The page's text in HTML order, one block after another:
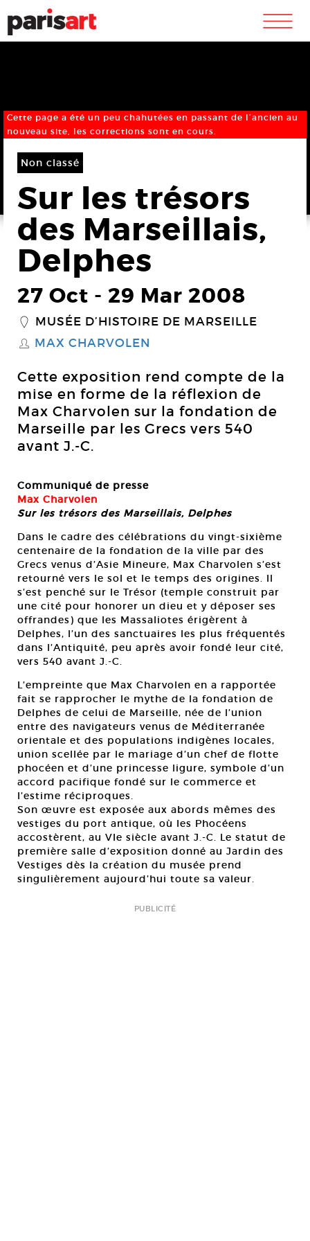
m
Cette page a été un peu chahutées en passant de l’ancien au
nouveau site, les corrections sont en cours.
Non classé
Sur les trésors
des Marseillais,
Delphes
27 Oct - 29 Mar 2008
_ MUSÉE D’HISTOIRE DE MARSEILLE
S MAX CHARVOLEN
Cette exposition rend compte de la
mise en forme de la réflexion de
Max Charvolen sur la fondation de
Marseille par les Grecs vers 540
avant J.-C.
Communiqué de presse
Max Charvolen
Sur les trésors des Marseillais, Delphes
Dans le cadre des célébrations du vingt-sixième
centenaire de la fondation de la ville par des
Grecs venus d’Asie Mineure, Max Charvolen s’est
retourné vers le sol et le temps des origines. Il
s’est penché sur le Trésor (temple construit par
une cité pour honorer un dieu et y déposer ses
offrandes) que les Massaliotes érigèrent à
Delphes, l’un des sanctuaires les plus fréquentés
dans l’Antiquité, peu après avoir fondé leur cité,
vers 540 avant J.-C.
L’empreinte que Max Charvolen en a rapportée
fait se rapprocher le mythe de la fondation de
Delphes de celui de Marseille, née de l’union
entre des navigateurs venus de Méditerranée
orientale et des populations indigènes locales,
union scellée par le mariage d’un chef de flotte
phocéen et d’une princesse ligure, symbole d’un
accord pacifique fondé sur le commerce et
l’estime réciproques.
Son œuvre est exposée aux abords mêmes des
vestiges du port antique, où les Phocéens
accostèrent, au VIe siècle avant J.-C. Le statut de
première salle d’exposition donné au Jardin des
Vestiges dès la création du musée prend
singulièrement aujourd’hui toute sa valeur.
PUBLICITÉ